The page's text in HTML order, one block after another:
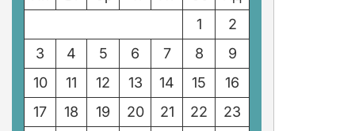
1
2
3
4 5 6 7 8
9
10
11 12 13 14 15
16
17
18 19 20 21 22
23